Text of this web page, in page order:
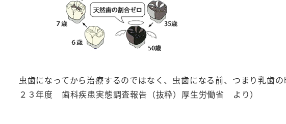
虫歯になってから治療するのではなく、虫歯になる前、つまり乳歯
２３年度 歯科疾患実態調査報告（抜粋）厚生労働省 より）